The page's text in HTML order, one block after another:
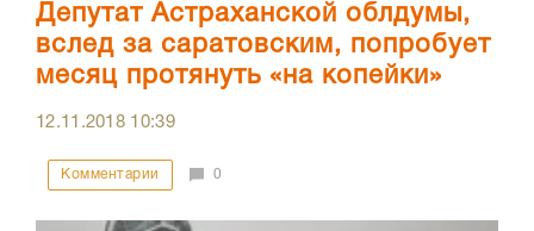
Депутат Астраханской облдумы,
вслед за саратовским, попробует
месяц протянуть «на копейки»
12.11.2018 10:39
Комментарии 0